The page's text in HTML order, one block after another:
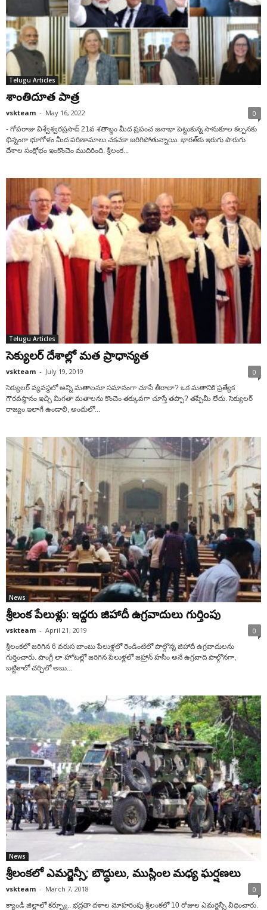
Telugu Articles
శాంతిదూత పాత్ర
vskteam - May 16, 2022 0
- గోపరాజు విశ్వేశ్వరప్రసాద్‌ 21‌వ శతాబ్దం మీద ప్రపంచ జనాభా పెట్టుకున్న సానుకూల కల్పనకు
భిన్నంగా భూగోళం మీద పరిణామాలు చకచకా జరిగిపోతున్నాయి. భారత్‌కు ఇరుగు పొరుగు
దేశాల సంక్షోభం ఇంకొంచెం ముదిరింది. శ్రీలంక...
Telugu Articles
సెక్యులర్ దేశాల్లో మత ప్రాధాన్యత
vskteam - July 19, 2019 0
సెక్యులర్‌ వ్యవస్థలో అన్ని మతాలనూ సమానంగా చూసే తీరాలా? ఒక మతానికి ప్రత్యేక
గౌరవస్థానం ఇచ్చి మిగతా మతాలను కొంచెం తక్కువగా చూస్తే తప్పా? తప్పేమీ లేదు. సెక్యులర్‌
రాజ్యం ఇలాగే ఉండాలి, అందులో...
News
శ్రీలంక పేలుళ్లు: ఇద్దరు జిహాదీ ఉగ్రవాదులు గుర్తింపు
vskteam - April 21, 2019 0
శ్రీలంకలో జరిగిన 6 వరుస బాంబు పేలుళ్లలో రెండింటిలో పాల్గొన్న జిహాదీ ఉగ్రవాదులను
గుర్తించారు. షాంగ్రీ లా హోటల్లో జరిగిన పేలుళ్లలో జహ్రాన్ హసీం అనే ఉగ్రవాది పాల్గొనగా,
బట్టికాలో చర్చిలో అబు...
News
శ్రీలంకలో ఎమర్జెన్సీ; బౌద్ధులు, ముస్లింల మధ్య ఘర్షణలు
vskteam - March 7, 2018 0
క్యాండీ జిల్లాలో కర్ఫ్యూ.. భద్రతా దళాల మోహరింపు శ్రీలంకలో 10 రోజుల ఎమర్జెన్సీ విధించారు.